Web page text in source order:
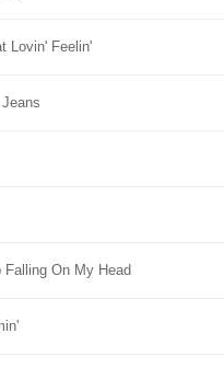
Lovin' Feelin'
Falling On My Head